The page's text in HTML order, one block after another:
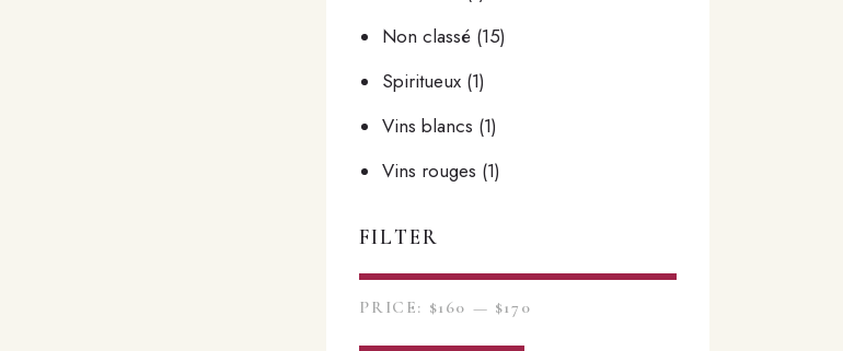
Non classé (15)
Spiritueux (1)
Vins blancs (1)
Vins rouges (1)
FILTER
PRICE: $160 — $170